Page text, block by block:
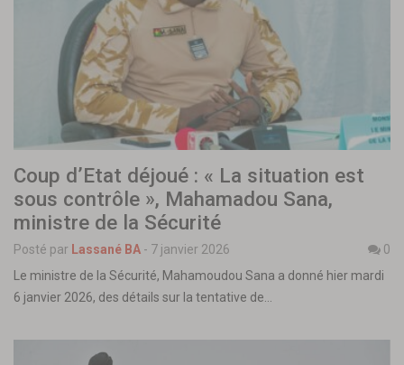
Coup d’Etat déjoué : « La situation est
sous contrôle », Mahamadou Sana,
ministre de la Sécurité
Posté par Lassané BA - 7 janvier 2026
0
Le ministre de la Sécurité, Mahamoudou Sana a donné hier mardi
6 janvier 2026, des détails sur la tentative de…